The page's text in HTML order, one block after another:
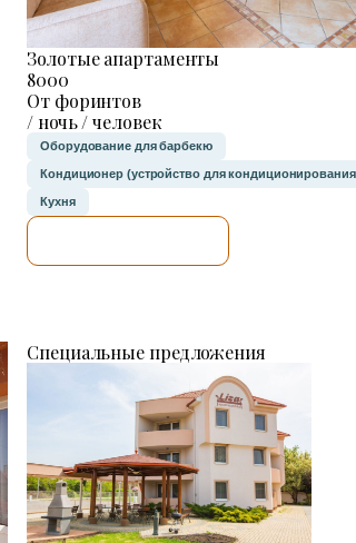
Золотые апартаменты
8000
От форинтов
/ ночь / человек
Оборудование для барбекю
Кондиционер (устройство для кондиционирования
Кухня
Специальные предложения